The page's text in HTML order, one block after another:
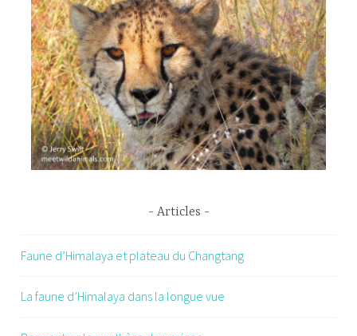
Articles
Faune d’Himalaya et plateau du Changtang
La faune d’Himalaya dans la longue vue